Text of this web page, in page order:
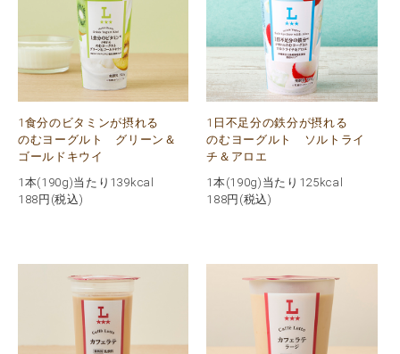
1食分のビタミンが摂れる
のむヨーグルト グリーン＆
ゴールドキウイ
1本(190g)当たり139kcal
188 円(税込)
1日不足分の鉄分が摂れる
のむヨーグルト ソルトライ
チ＆アロエ
1本(190g)当たり125kcal
188円(税込)